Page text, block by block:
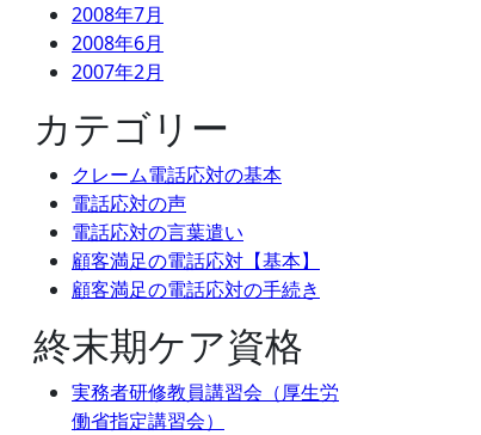
2008年7月
2008年6月
2007年2月
カテゴリー
クレーム電話応対の基本
電話応対の声
電話応対の言葉遣い
顧客満足の電話応対【基本】
顧客満足の電話応対の手続き
終末期ケア資格
実務者研修教員講習会（厚生労
働省指定講習会）